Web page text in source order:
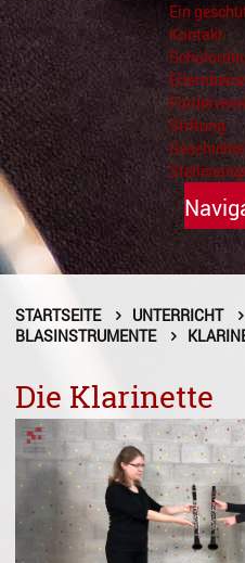
Ein
Kontakt
Stiftung
Geschichte
STARTSEITE UNTERRICHT
BLASINSTRUMENTE
Die Klarinette